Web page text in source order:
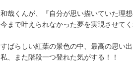
和哉くんが、『自分が思い描いていた理
今まで叶えられなかった夢を実現させて
すばらしい紅葉の景色の中、最高の思い出
私、また階段一つ登れた気がする！！